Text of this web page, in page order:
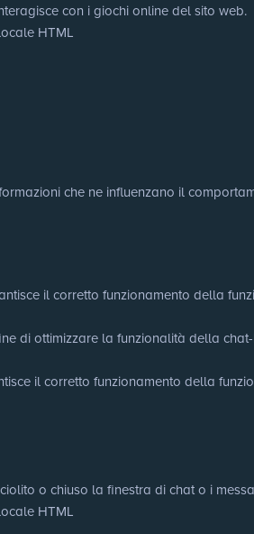
con i giochi online del sito web.
HTML
che ne influenzano il
il corretto funzionamento della
di ottimizzare la funzionalità della
il corretto funzionamento della
o chiuso la finestra di chat o i
HTML